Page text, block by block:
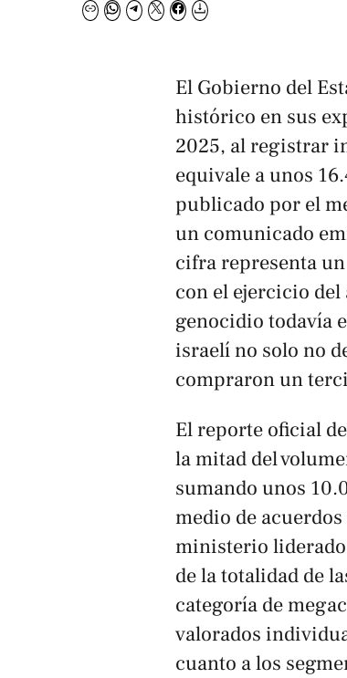
El Gobierno del
histórico en sus
2025, al registrar
equivale a unos
publicado por el
un comunicado
cifra representa
con el ejercicio
genocidio todavía
israelí no solo no
compraron un
El reporte oficial
la mitad del
sumando unos
medio de
ministerio liderado
de la totalidad de
categoría de
valorados
cuanto a los